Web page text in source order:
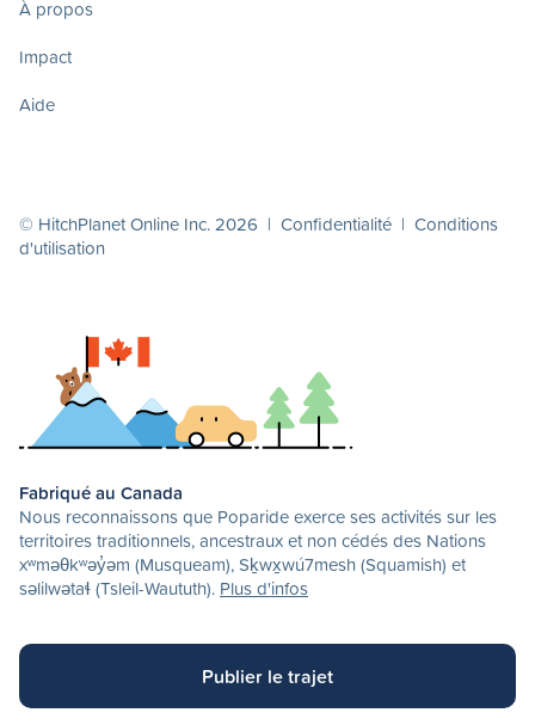
À propos
Impact
Aide
© HitchPlanet Online Inc. 2026 | Confidentialité | Conditions
d'utilisation
Fabriqué au Canada
Nous reconnaissons que Poparide exerce ses activités sur les
territoires traditionnels, ancestraux et non cédés des Nations
xʷməθkʷəy̓əm (Musqueam), Sḵwx̱wú7mesh (Squamish) et
səlilwətaɬ (Tsleil-Waututh). Plus d'infos